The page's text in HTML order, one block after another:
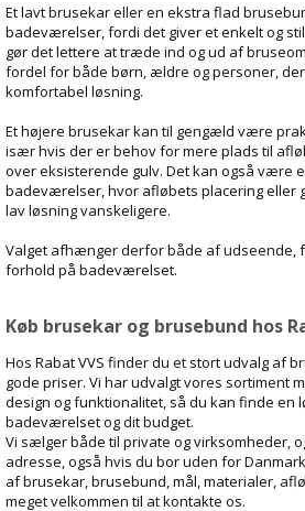
Et lavt brusekar eller en ekstra flad
badeværelser, fordi det giver et enkelt og
gør det lettere at træde ind og ud af
fordel for både børn, ældre og personer,
komfortabel løsning.
Et højere brusekar kan til gengæld være
især hvis der er behov for mere plads til
over eksisterende gulv. Det kan også være
badeværelser, hvor afløbets placering eller
lav løsning vanskeligere.
Valget afhænger derfor både af udseende,
forhold på badeværelset.
Køb brusekar og brusebund hos
Hos Rabat VVS finder du et stort udvalg af
gode priser. Vi har udvalgt vores sortiment
design og funktionalitet, så du kan finde en
badeværelset og dit budget.
Vi sælger både til private og virksomheder,
adresse, også hvis du bor uden for
af brusekar, brusebund, mål, materialer,
meget velkommen til at kontakte os.